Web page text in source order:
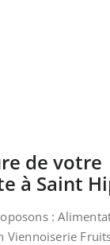
de votre
à Saint
:
Viennoiserie